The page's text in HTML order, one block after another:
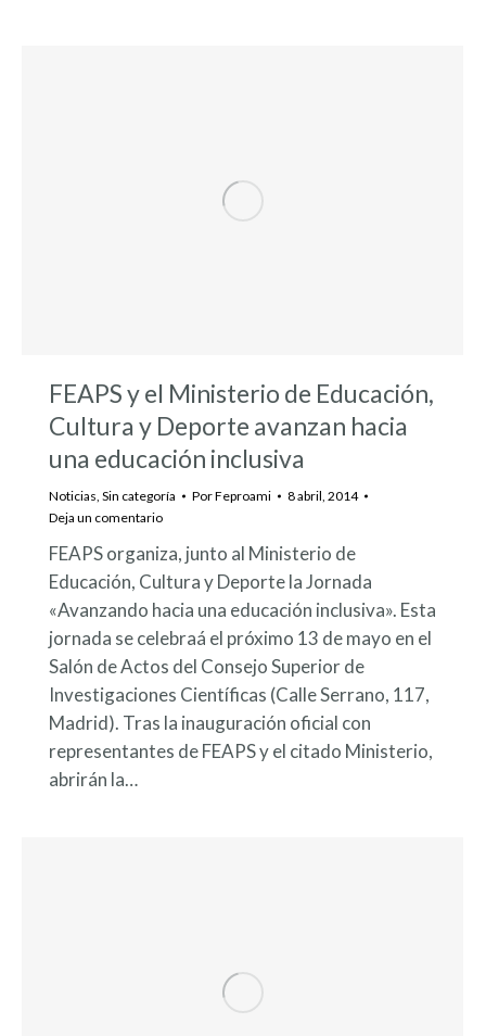
FEAPS y el Ministerio de Educación,
Cultura y Deporte avanzan hacia
una educación inclusiva
Noticias Sin categoría PorFeproami
8 abril, 2014
Deja un comentario
FEAPS organiza, junto al Ministerio de
Educación, Cultura y Deporte la Jornada
«Avanzando hacia una educación inclusiva». Esta
jornada se celebraá el próximo 13 de mayo en el
Salón de Actos del Consejo Superior de
Investigaciones Científicas (Calle Serrano, 117,
Madrid). Tras la inauguración oficial con
representantes de FEAPS y el citado Ministerio,
abrirán la…